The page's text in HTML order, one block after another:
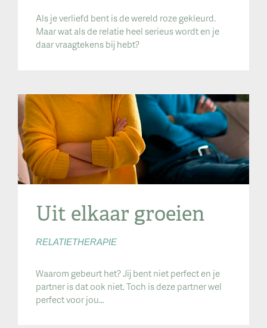
Als je verliefd bent is de wereld roze gekleurd.
Maar wat als de relatie heel serieus wordt en je
daar vraagtekens bij hebt?
Uit elkaar groeien
RELATIETHERAPIE
Waarom gebeurt het? Jij bent niet perfect en je
partner is dat ook niet. Toch is deze partner wel
perfect voor jou…